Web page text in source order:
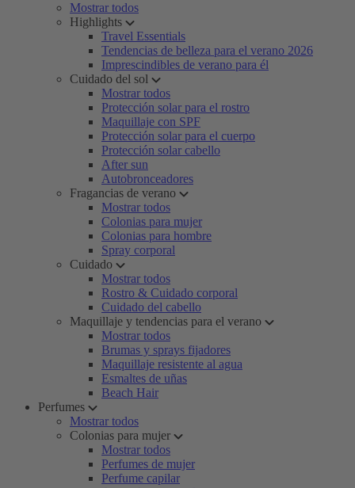
Mostrar todos
Highlights
Travel Essentials
Tendencias de belleza para el verano 2026
Imprescindibles de verano para él
Cuidado del sol
Mostrar todos
Protección solar para el rostro
Maquillaje con SPF
Protección solar para el cuerpo
Protección solar cabello
After sun
Autobronceadores
Fragancias de verano
Mostrar todos
Colonias para mujer
Colonias para hombre
Spray corporal
Cuidado
Mostrar todos
Rostro & Cuidado corporal
Cuidado del cabello
Maquillaje y tendencias para el verano
Mostrar todos
Brumas y sprays fijadores
Maquillaje resistente al agua
Esmaltes de uñas
Beach Hair
Perfumes
Mostrar todos
Colonias para mujer
Mostrar todos
Perfumes de mujer
Perfume capilar